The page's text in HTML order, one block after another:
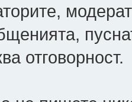
отговорност.